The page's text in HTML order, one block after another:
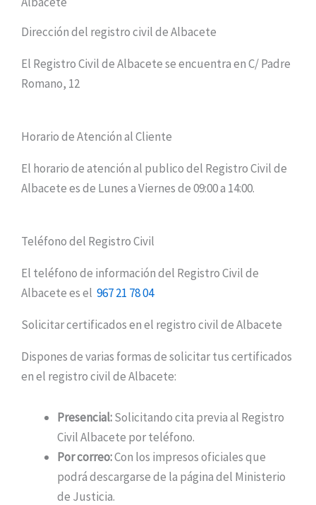
Dirección del registro civil de Albacete
El Registro Civil de Albacete se encuentra en C/ Padre
Romano, 12
Horario de Atención al Cliente
El horario de atención al publico del Registro Civil de
Albacete es de Lunes a Viernes de 09:00 a 14:00.
Teléfono del Registro Civil
El teléfono de información del Registro Civil de
Albacete es el 967 21 78 04
Solicitar certificados en el registro civil de Albacete
Dispones de varias formas de solicitar tus certificados
en el registro civil de Albacete:
Presencial:Solicitando cita previa al Registro
Civil Albacete por teléfono.
Por correo:Con los impresos oficiales que
podrá descargarse de la página del Ministerio
de Justicia.